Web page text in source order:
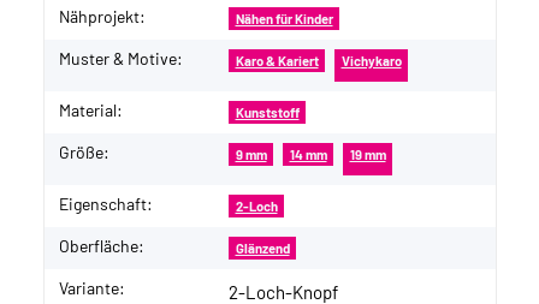
Produkteigenschaft
Wert
Nähprojekt: Nähen für Kinder
Muster & Motive: Karo & Kariert Vichykaro
Material: Kunststoff
Größe: 9 mm 14 mm 19 mm
Eigenschaft: 2-Loch
Oberfläche: Glänzend
Variante: 2-Loch-Knopf